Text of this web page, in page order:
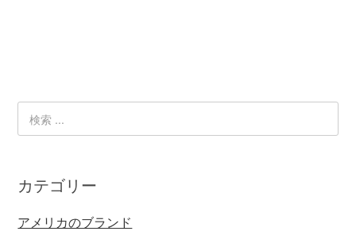
カテゴリー
アメリカのブランド